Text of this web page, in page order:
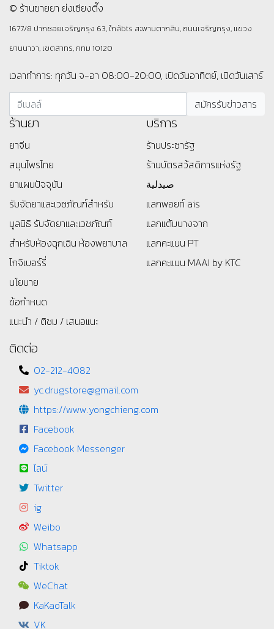
© ร้านขายยา ย่งเชียงตึ๊ง
1677/8 ปากซอยเจริญกรุง 63, ใกล้bts สะพานตากสิน, ถนนเจริญกรุง, แขวง
ยานนาวา, เขตสาทร, กทม 10120
เวลาทำการ: ทุกวัน จ-อา 08:00-20:00, เปิดวันอาทิตย์, เปิดวันเสาร์
ร้านยา
ยาจีน
สมุนไพรไทย
ยาแผนปัจจุบัน
รับจัดยาและเวชภัณฑ์สำหรับ
มูลนิธิ รับจัดยาและเวชภัณฑ์
สำหรับห้องฉุกเฉิน ห้องพยาบาล
โกจิเบอร์รี่
นโยบาย
ข้อกำหนด
แนะนำ / ติชม / เสนอแนะ
บริการ
ร้านประชารัฐ
ร้านบัตรสว้สดิการแห่งรัฐ
صيدلية
แลกพอยท์ ais
แลกแต้มบางจาก
แลกคะแนน PT
แลกคะแนน MAAI by KTC
ติดต่อ
02-212-4082
yc.drugstore@gmail.com
https://www.yongchieng.com
Facebook
Facebook Messenger
ไลน์
Twitter
ig
Weibo
Whatsapp
Tiktok
WeChat
KaKaoTalk
VK